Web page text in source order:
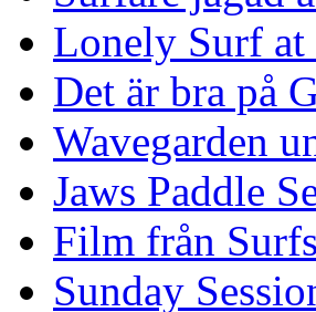
Lonely Surf at
Det är bra på
Wavegarden
Jaws Paddle
Film från
Sunday